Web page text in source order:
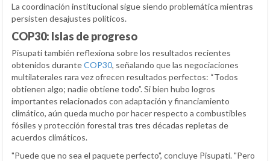
La coordinación institucional sigue siendo problemática mientras
persisten desajustes políticos.
COP30: Islas de progreso
Pisupati también reflexiona sobre los resultados recientes
obtenidos duranteCOP30, señalando que las negociaciones
multilaterales rara vez ofrecen resultados perfectos: “Todos
obtienen algo; nadie obtiene todo”. Si bien hubo logros
importantes relacionados con adaptación y financiamiento
climático, aún queda mucho por hacer respecto a combustibles
fósiles y protección forestal tras tres décadas repletas de
acuerdos climáticos.
"Puede que no sea el paquete perfecto", concluye Pisupati. "Pero